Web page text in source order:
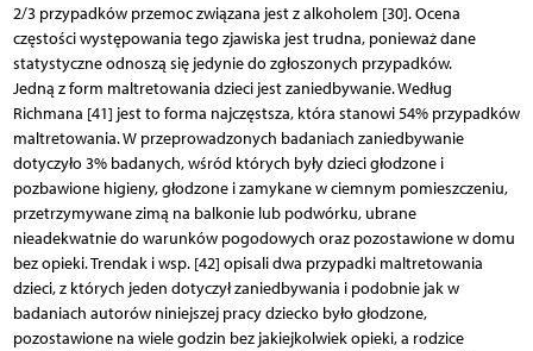
2/3 przypadków przemoc związana jest z alkoholem [30]. Ocena
częstości występowania tego zjawiska jest trudna, ponieważ dane
statystyczne odnoszą się jedynie do zgłoszonych przypadków.
Jedną z form maltretowania dzieci jest zaniedbywanie. Według
Richmana [41] jest to forma najczęstsza, która stanowi 54% przypadków
maltretowania. W przeprowadzonych badaniach zaniedbywanie
dotyczyło 3% badanych, wśród których były dzieci głodzone i
pozbawione higieny, głodzone i zamykane w ciemnym pomieszczeniu,
przetrzymywane zimą na balkonie lub podwórku, ubrane
nieadekwatnie do warunków pogodowych oraz pozostawione w domu
bez opieki. Trendak i wsp. [42] opisali dwa przypadki maltretowania
dzieci, z których jeden dotyczył zaniedbywania i podobnie jak w
badaniach autorów niniejszej pracy dziecko było głodzone,
pozostawione na wiele godzin bez jakiejkolwiek opieki, a rodzice